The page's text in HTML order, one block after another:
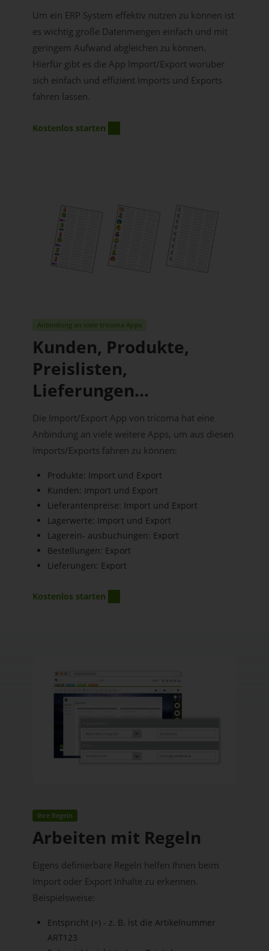
Um ein ERP System effektiv nutzen zu können ist
es wichtig große Datenmengen einfach und mit
geringem Aufwand abgleichen zu können.
Hierfür gibt es die App Import/Export worüber
sich einfach und effizient Imports und Exports
fahren lassen.
Kostenlos starten
Anbindung an viele tricoma Apps
Kunden, Produkte,
Preislisten,
Lieferungen...
Die Import/Export App von tricoma hat eine
Anbindung an viele weitere Apps, um aus diesen
Imports/Exports fahren zu können:
Produkte: Import und Export
Kunden: Import und Export
Lieferantenpreise: Import und Export
Lagerwerte: Import und Export
Lagerein- ausbuchungen: Export
Bestellungen: Export
Lieferungen: Export
Kostenlos starten
Ihre Regeln
Arbeiten mit Regeln
Eigens definierbare Regeln helfen Ihnen beim
Import oder Export Inhalte zu erkennen.
Beispielsweise:
Entspricht (=) - z. B. ist die Artikelnummer
ART123